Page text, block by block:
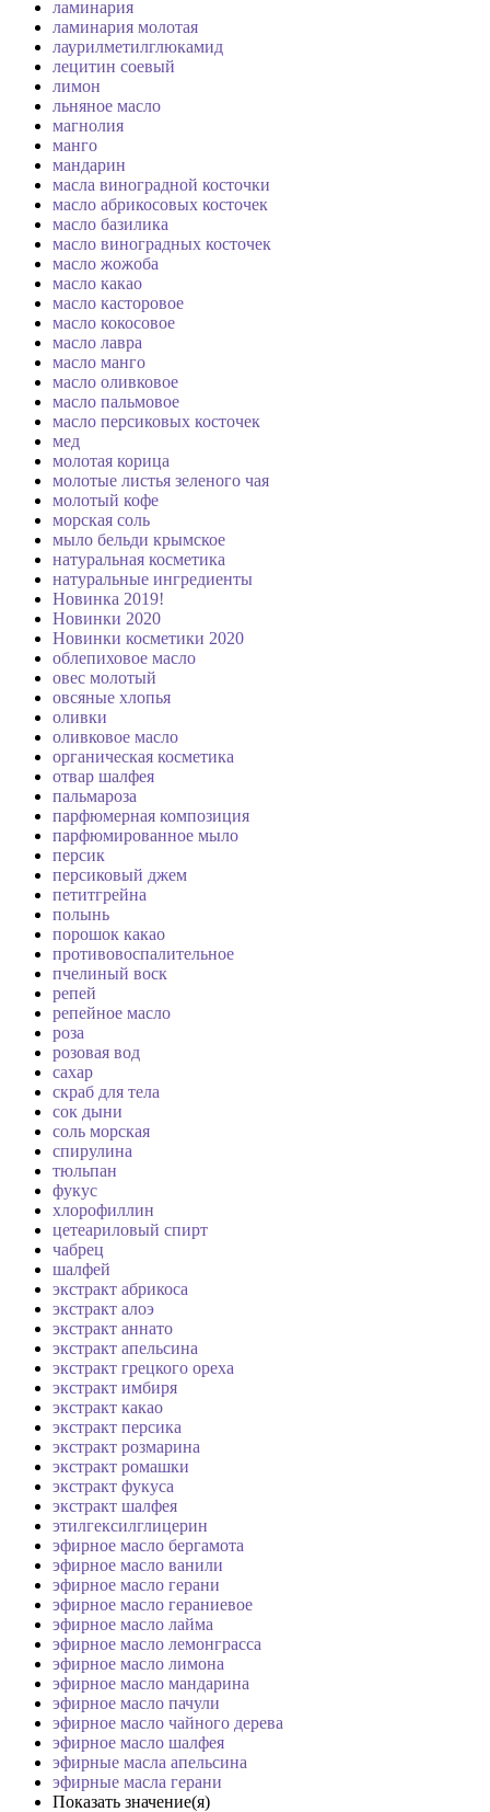
ламинария
ламинария молотая
лаурилметилглюкамид
лецитин соевый
лимон
льняное масло
магнолия
манго
мандарин
масла виноградной косточки
масло абрикосовых косточек
масло базилика
масло виноградных косточек
масло жожоба
масло какао
масло касторовое
масло кокосовое
масло лавра
масло манго
масло оливковое
масло пальмовое
масло персиковых косточек
мед
молотая корица
молотые листья зеленого чая
молотый кофе
морская соль
мыло бельди крымское
натуральная косметика
натуральные ингредиенты
Новинка 2019!
Новинки 2020
Новинки косметики 2020
облепиховое масло
овес молотый
овсяные хлопья
оливки
оливковое масло
органическая косметика
отвар шалфея
пальмароза
парфюмерная композиция
парфюмированное мыло
персик
персиковый джем
петитгрейна
полынь
порошок какао
противовоспалительное
пчелиный воск
репей
репейное масло
роза
розовая вод
сахар
скраб для тела
сок дыни
соль морская
спирулина
тюльпан
фукус
хлорофиллин
цетеариловый спирт
чабрец
шалфей
экстракт абрикоса
экстракт алоэ
экстракт аннато
экстракт апельсина
экстракт грецкого ореха
экстракт имбиря
экстракт какао
экстракт персика
экстракт розмарина
экстракт ромашки
экстракт фукуса
экстракт шалфея
этилгексилглицерин
эфирное масло бергамота
эфирное масло ванили
эфирное масло герани
эфирное масло гераниевое
эфирное масло лайма
эфирное масло лемонграсса
эфирное масло лимона
эфирное масло мандарина
эфирное масло пачули
эфирное масло чайного дерева
эфирное масло шалфея
эфирные масла апельсина
эфирные масла герани
Показать значение(я)